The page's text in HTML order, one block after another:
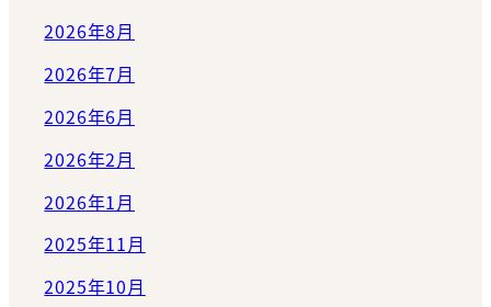
2026年8月
2026年7月
2026年6月
2026年2月
2026年1月
2025年11月
2025年10月